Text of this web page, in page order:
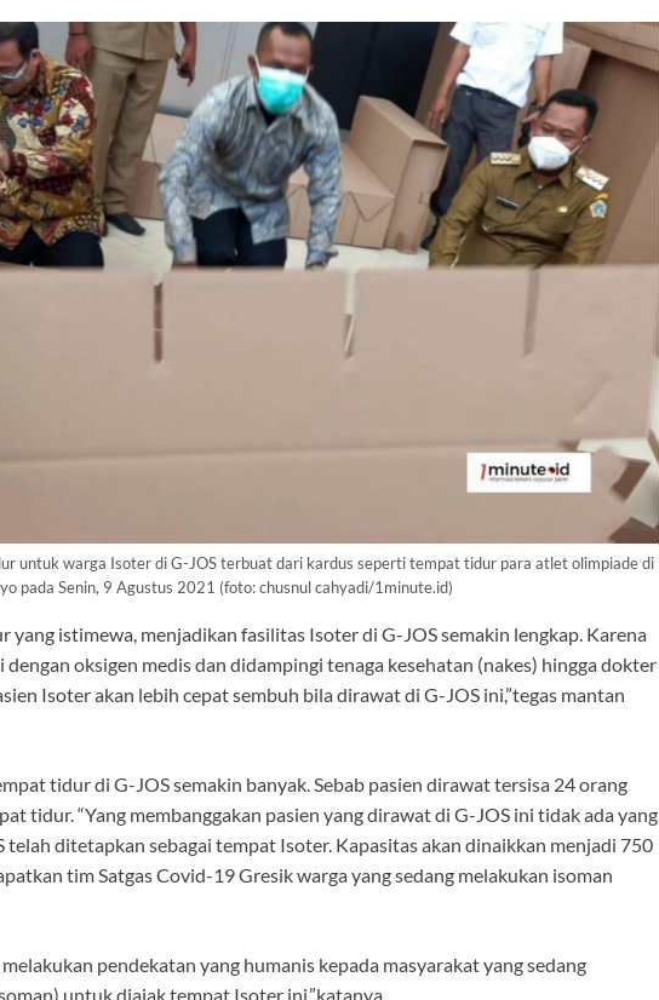
untuk warga Isoter di G-JOS terbuat dari kardus seperti tempat tidur para atlet olimpiade di
pada Senin, 9 Agustus 2021 (foto: chusnul cahyadi/1minute.id)
yang istimewa, menjadikan fasilitas Isoter di G-JOS semakin lengkap. Karena
oksigen medis dan didampingi tenaga kesehatan (nakes) hingga dokter
Isoter akan lebih cepat sembuh bila dirawat di G-JOS ini,”tegas mantan
tidur di G-JOS semakin banyak. Sebab pasien dirawat tersisa 24 orang
tidur. “Yang membanggakan pasien yang dirawat di G-JOS ini tidak ada yang
telah ditetapkan sebagai tempat Isoter. Kapasitas akan dinaikkan menjadi 750
tim Satgas Covid-19 Gresik warga yang sedang melakukan isoman
pendekatan yang humanis kepada masyarakat yang sedang
untuk diajak tempat Isoter ini,”katanya.